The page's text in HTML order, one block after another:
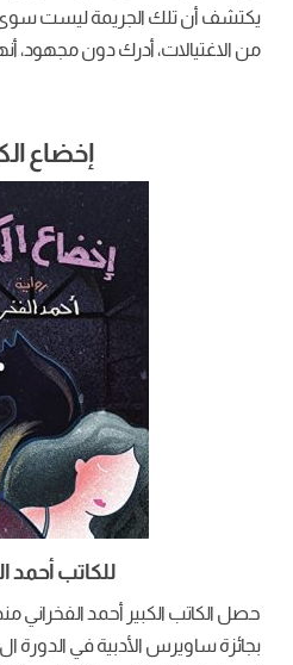
يكتشف أن تلك الجريمة ليست سوى
من الاغتيالات، أدرك دون مجهود،
إخضاع
للكاتب أحمد
حصل الكاتب الكبير أحمد الفخراني